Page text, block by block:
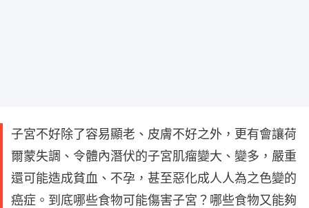
子宮不好除了容易顯老、皮膚不好之外，更有會讓荷
爾蒙失調、令體內潛伏的子宮肌瘤變大、變多，嚴重
還可能造成貧血、不孕，甚至惡化成人人為之色變的
癌症。到底哪些食物可能傷害子宮？哪些食物又能夠